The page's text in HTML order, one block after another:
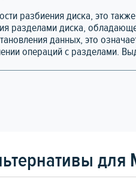
разбиения диска, это
разделами диска,
данных, это
операций с разделами.